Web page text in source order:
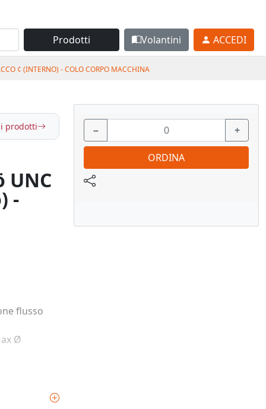
Prodotti Volantini ACCEDI
¢ (INTERNO) - COLO CORPO MACCHINA
prodotti
UNC
-
flusso
Ø
− +
ORDINA